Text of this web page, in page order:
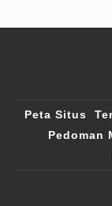
Peta Situs
Pedoman